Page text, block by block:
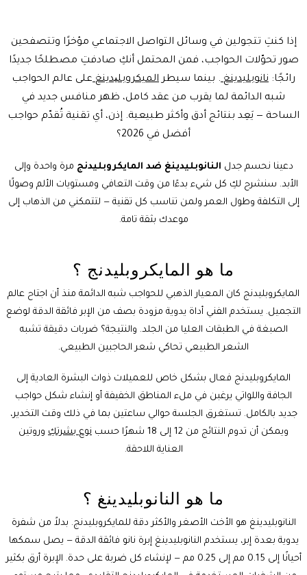
إذا كنتِ تتجولين في وسائل التواصل الاجتماعي مؤخرًا وتتصفحين
صور تحوّلات الحواجب، فمن المحتمل أنكِ صادفتِ مصطلحًا جديدًا
رائجًا: نانوبليدينغ. بينما سيطرالميكروبلیدينغعلى عالم الحواجب
شبه الدائمة لما يقرب من عقد كامل، ظهر منافس جديد في
الساحة — يَعِد بنتائج أدق وأكثر طبيعية. إذن، أي تقنية تُقدّم حواجب
أفضل في 2026؟
دعينا نحسم جدل النانوبليدينغ ضد المايكروبليدنج مرة واحدة وإلى
الأبد. سنشرح لكِ كل شيء بدءًا من وقت التعافي ومستويات الألم وصولًا
إلى التكلفة وطول العمر ولمن تناسب كل تقنية — لتتمكني من الذهاب إلى
موعدك بثقة تامة.
ما هو المايكروبليدنج ؟
المايكروبليدنج كان المعيار الذهبي للحواجب شبه الدائمة منذ أن اجتاح عالم
التجميل. يستخدم الفني أداة يدوية مزودة بصف من الإبر فائقة الدقة لوضع
الصبغة في الطبقات العليا من الجلد. والنتيجة؟ ضربات دقيقة تشبه
الشعر الطبيعي تحاكي شعر الحاجبين الطبيعي.
المايكروبليدنج فعال بشكل خاص للعميلات ذوات البشرة العادية إلى
الجافة واللواتي يرغبن في ملء المناطق الخفيفة أو إنشاء شكل حواجب
جديد بالكامل. تستغرق الجلسة حوالي ساعتين بما في ذلك وقت التخدير،
ويمكن أن تدوم النتائج من 12 إلى 18 شهرًا حسب
نوع بشرتكِ وروتين
العناية اللاحقة.
ما هو النانوبليدينغ ؟
النانوبليدينغ هو الأخت الأصغر والأكثر دقة للمايكروبليدنج. بدلاً من شفرة
يدوية بعدة إبر، يستخدم النانوبليدينغ إبرة نانو فائقة الدقة — يصل سمكها
أحيانًا إلى 0.15 مم إلى 0.25 مم — لإنشاء كل ضربة على حدة. الإبرة أرق بكثير